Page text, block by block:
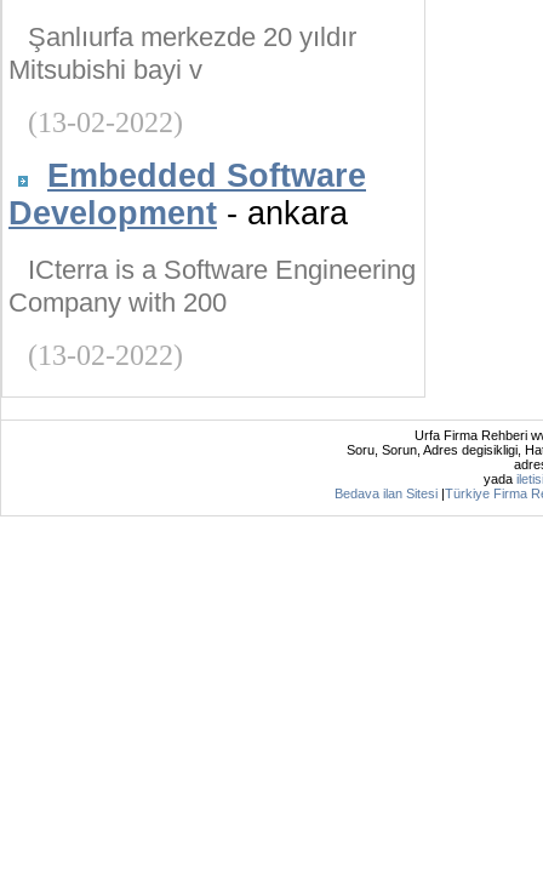
Şanlıurfa merkezde 20 yıldır
Mitsubishi bayi v
(13-02-2022)
Embedded Software
Development - ankara
ICterra is a Software Engineering
Company with 200
(13-02-2022)
Urfa Firma Rehberi
Soru, Sorun, Adres degisikligi,
yada
Bedava ilan Sitesi |Türkiye Firma